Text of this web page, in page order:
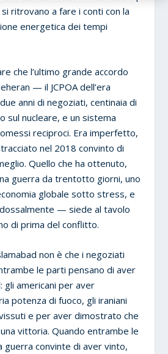
ritrovano a fare i conti con la
energetica dei tempi
che l’ultimo grande accordo
— il JCPOA dell’era
anni di negoziati, centinaia di
sul nucleare, e un sistema
reciproci. Era imperfetto,
nel 2018 convinto di
Quello che ha ottenuto,
guerra da trentotto giorni, uno
globale sotto stress, e
— siede al tavolo
di prima del conflitto.
non è che i negoziati
le parti pensano di aver
gli americani per aver
potenza di fuoco, gli iraniani
e per aver dimostrato che
vittoria. Quando entrambe le
guerra convinte di aver vinto,